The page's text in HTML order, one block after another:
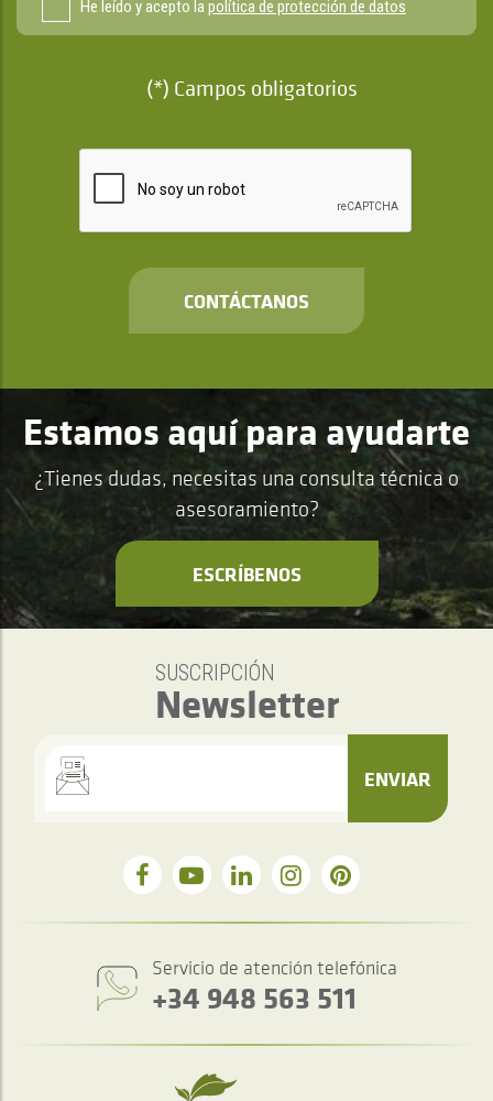
He leído y acepto lapolítica de protección de datos
(*) Campos obligatorios
CONTÁCTANOS
Estamos aquí para ayudarte
¿Tienes dudas, necesitas una consulta técnica o
asesoramiento?
ESCRÍBENOS
SUSCRIPCIÓN
Newsletter
ENVIAR
Servicio de atención telefónica
+34 948 563 511